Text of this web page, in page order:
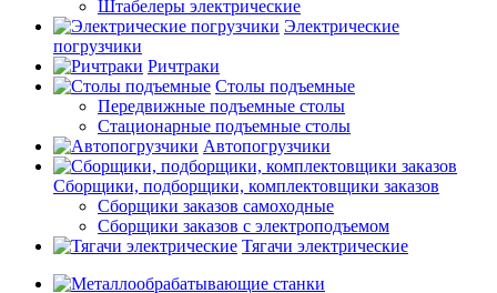
Штабелеры электрические
Электрические
погрузчики
Ричтраки
Столы подъемные
Передвижные подъемные столы
Стационарные подъемные столы
Автопогрузчики
Сборщики, подборщики, комплектовщики заказов
Сборщики заказов самоходные
Сборщики заказов с электроподъемом
Тягачи электрические